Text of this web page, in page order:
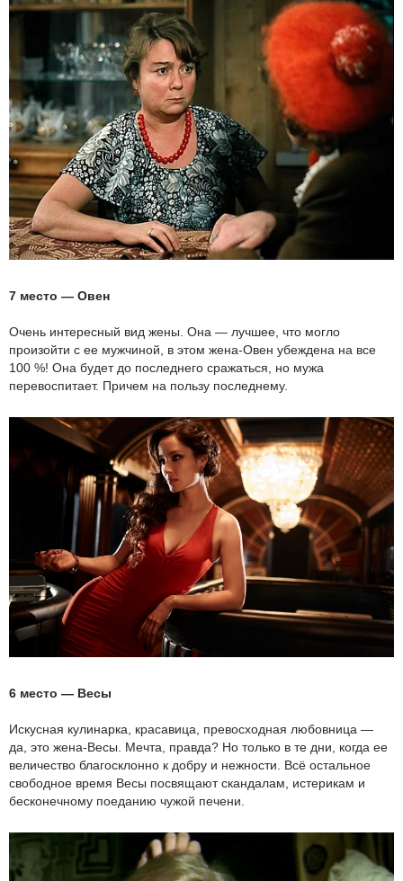
7 место — Овен
Очень интересный вид жены. Она — лучшее, что могло
произойти с ее мужчиной, в этом жена-Овен убеждена на все
100 %! Она будет до последнего сражаться, но мужа
перевоспитает. Причем на пользу последнему.
6 место — Весы
Искусная кулинарка, красавица, превосходная любовница —
да, это жена-Весы. Мечта, правда? Но только в те дни, когда ее
величество благосклонно к добру и нежности. Всё остальное
свободное время Весы посвящают скандалам, истерикам и
бесконечному поеданию чужой печени.